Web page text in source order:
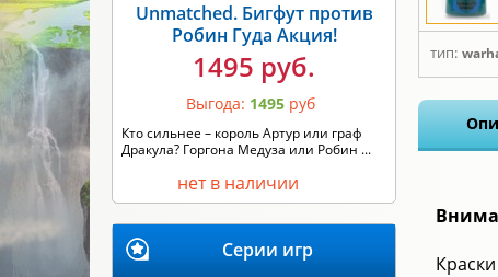
тип:
Unmatched. Бигфут против
Робин Гуда Акция!
1495 руб.
Выгода: 1495 руб
Кто сильнее – король Артур или граф
Дракула? Горгона Медуза или Робин ...
нет в наличии
Серии игр